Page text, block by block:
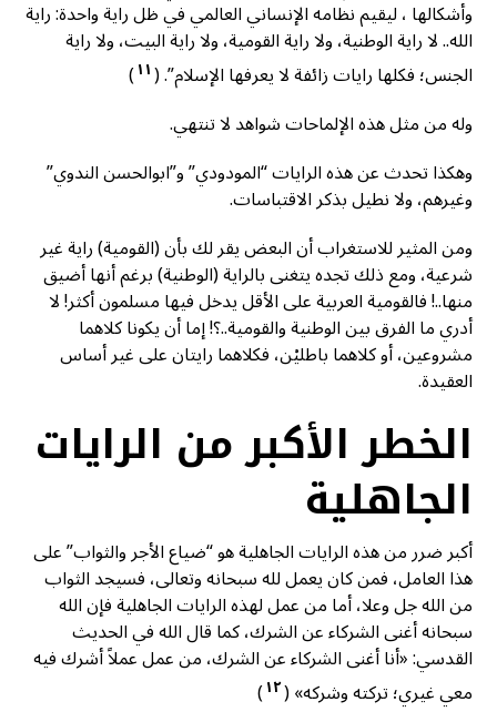
وأشكالها ، ليقيم نظامه الإنساني العالمي في ظل راية واحدة: راية
الله.. لا راية الوطنية، ولا راية القومية، ولا راية البيت، ولا راية
الجنس؛ فكلها رايات زائفة لا يعرفها الإسلام”. (١١)
وله من مثل هذه الإلماحات شواهد لا تنتهي.
وهكذا تحدث عن هذه الرايات “المودودي” و”ابوالحسن الندوي”
وغيرهم، ولا نطيل بذكر الاقتباسات.
ومن المثير للاستغراب أن البعض يقر لك بأن (القومية) راية غير
شرعية، ومع ذلك تجده يتغنى بالراية (الوطنية) برغم أنها أضيق
منها..! فالقومية العربية على الأقل يدخل فيها مسلمون أكثر! لا
أدري ما الفرق بين الوطنية والقومية..؟! إما أن يكونا كلاهما
مشروعين، أو كلاهما باطليْن، فكلاهما رايتان على غير أساس
العقيدة.
الخطر الأكبر من الرايات
الجاهلية
أكبر ضرر من هذه الرايات الجاهلية هو “ضياع الأجر والثواب” على
هذا العامل، فمن كان يعمل لله سبحانه وتعالى، فسيجد الثواب
من الله جل وعلا، أما من عمل لهذه الرايات الجاهلية فإن الله
سبحانه أغنى الشركاء عن الشرك، كما قال الله في الحديث
القدسي: «أنا أغنى الشركاء عن الشرك، من عمل عملاً أشرك فيه
معي غيري؛ تركته وشركه» (١٢)